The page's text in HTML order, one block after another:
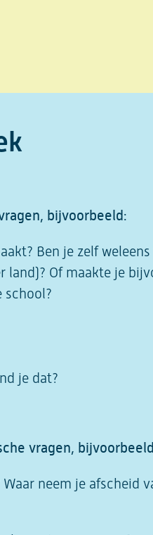
bijvoorbeeld:
Ben je zelf
land)? Of maakte je
school?
je dat?
vragen,
neem je afscheid